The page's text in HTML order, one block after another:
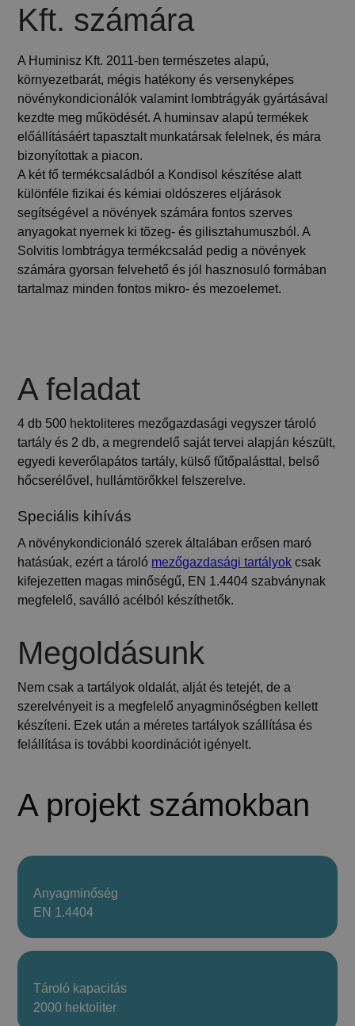
Kft. számára
A Huminisz Kft. 2011-ben természetes alapú,
környezetbarát, mégis hatékony és versenyképes
növénykondicionálók valamint lombtrágyák gyártásával
kezdte meg működését. A huminsav alapú termékek
előállításáért tapasztalt munkatársak felelnek, és mára
bizonyítottak a piacon.
A két fő termékcsaládból a Kondisol készítése alatt
különféle fizikai és kémiai oldószeres eljárások
segítségével a növények számára fontos szerves
anyagokat nyernek ki tõzeg- és gilisztahumuszból. A
Solvitis lombtrágya termékcsalád pedig a növények
számára gyorsan felvehető és jól hasznosuló formában
tartalmaz minden fontos mikro- és mezoelemet.
A feladat
4 db 500 hektoliteres mezőgazdasági vegyszer tároló
tartály és 2 db, a megrendelő saját tervei alapján készült,
egyedi keverőlapátos tartály, külső fűtőpalásttal, belső
hőcserélővel, hullámtörőkkel felszerelve.
Speciális kihívás
A növénykondicionáló szerek általában erősen maró
hatásúak, ezért a tároló mezőgazdasági tartályok csak
kifejezetten magas minőségű, EN 1.4404 szabványnak
megfelelő, saválló acélból készíthetők.
Megoldásunk
Nem csak a tartályok oldalát, alját és tetejét, de a
szerelvényeit is a megfelelő anyagminőségben kellett
készíteni. Ezek után a méretes tartályok szállítása és
felállítása is további koordinációt igényelt.
A projekt számokban
Anyagminőség
EN 1.4404
Tároló kapacitás
2000 hektoliter